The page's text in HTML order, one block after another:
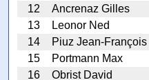
12
Ancrenaz Gilles
13
Leonor Ned
14
Piuz Jean-François
15
Portmann Max
16
Obrist David